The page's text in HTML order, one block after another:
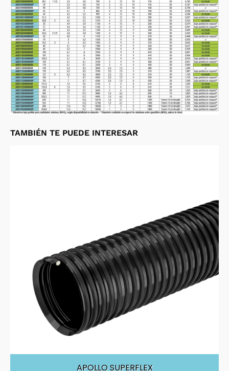
TAMBIÉN TE PUEDE INTERESAR
APOLLO SUPERFLEX